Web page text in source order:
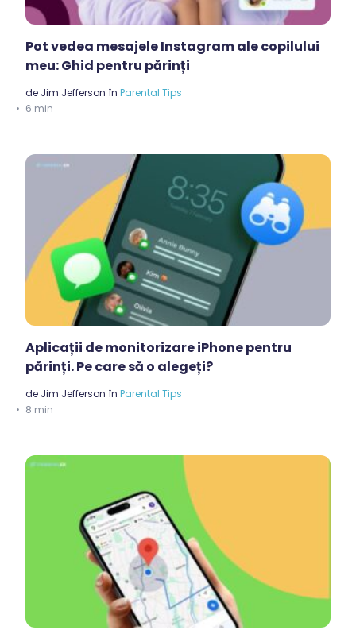
Pot vedea mesajele Instagram ale copilului
meu: Ghid pentru părinți
de Jim Jefferson în Parental Tips
6 min
Aplicații de monitorizare iPhone pentru
părinți. Pe care să o alegeți?
de Jim Jefferson în Parental Tips
8 min